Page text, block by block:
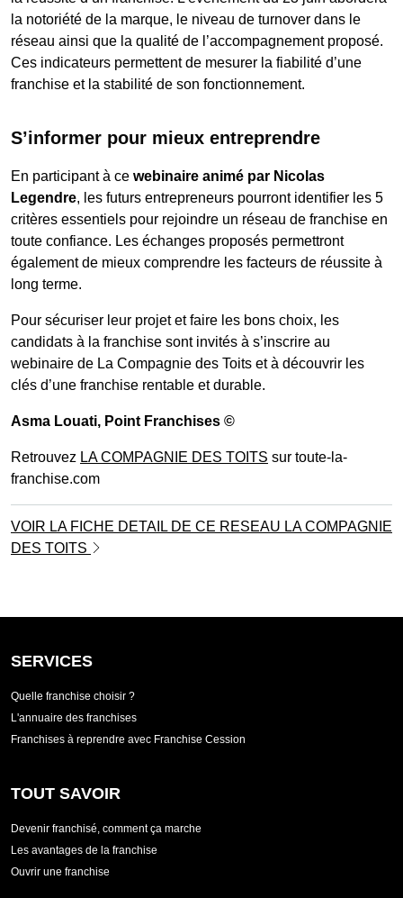
la notoriété de la marque, le niveau de turnover dans le
réseau ainsi que la qualité de l’accompagnement proposé.
Ces indicateurs permettent de mesurer la fiabilité d’une
franchise et la stabilité de son fonctionnement.
S’informer pour mieux entreprendre
En participant à ce webinaire animé par Nicolas
Legendre, les futurs entrepreneurs pourront identifier les 5
critères essentiels pour rejoindre un réseau de franchise en
toute confiance. Les échanges proposés permettront
également de mieux comprendre les facteurs de réussite à
long terme.
Pour sécuriser leur projet et faire les bons choix, les
candidats à la franchise sont invités à s’inscrire au
webinaire de La Compagnie des Toits et à découvrir les
clés d’une franchise rentable et durable.
Asma Louati, Point Franchises ©
Retrouvez LA COMPAGNIE DES TOITS sur toute-la-
franchise.com
VOIR LA FICHE DETAIL DE CE RESEAU LA COMPAGNIE
DES TOITS
SERVICES
Quelle franchise choisir ?
L'annuaire des franchises
Franchises à reprendre avec Franchise Cession
TOUT SAVOIR
Devenir franchisé, comment ça marche
Les avantages de la franchise
Ouvrir une franchise